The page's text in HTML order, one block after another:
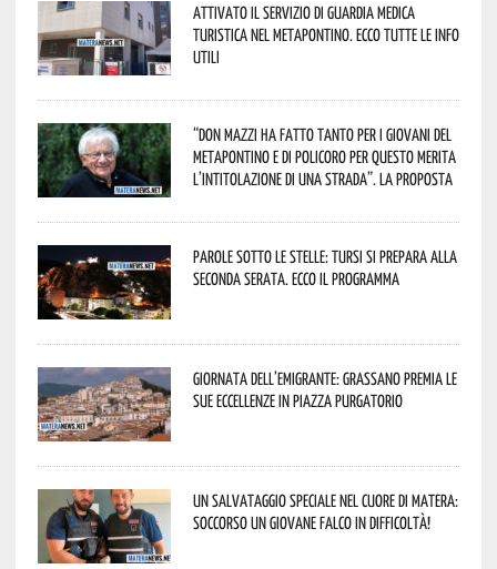
Attivato il servizio di Guardia Medica
Turistica nel Metapontino. Ecco tutte le info
utili
“Don Mazzi ha fatto tanto per i giovani del
Metapontino e di Policoro per questo merita
l’intitolazione di una strada”. La proposta
Parole sotto le stelle: Tursi si prepara alla
seconda serata. Ecco il programma
Giornata dell’Emigrante: Grassano premia le
sue eccellenze in Piazza Purgatorio
Un salvataggio speciale nel cuore di Matera:
soccorso un giovane falco in difficoltà!